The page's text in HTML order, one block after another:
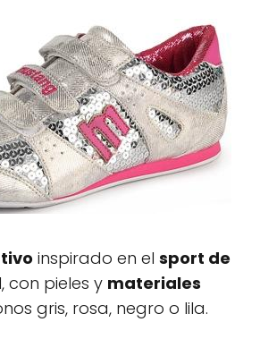
inspirado en el sport de
con pieles y materiales
gris, rosa, negro o lila.